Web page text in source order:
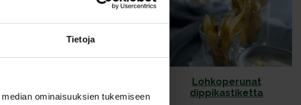
Tietoja
ominaisuuksien tukemiseen
Lohkoperunat
dippikastiketta